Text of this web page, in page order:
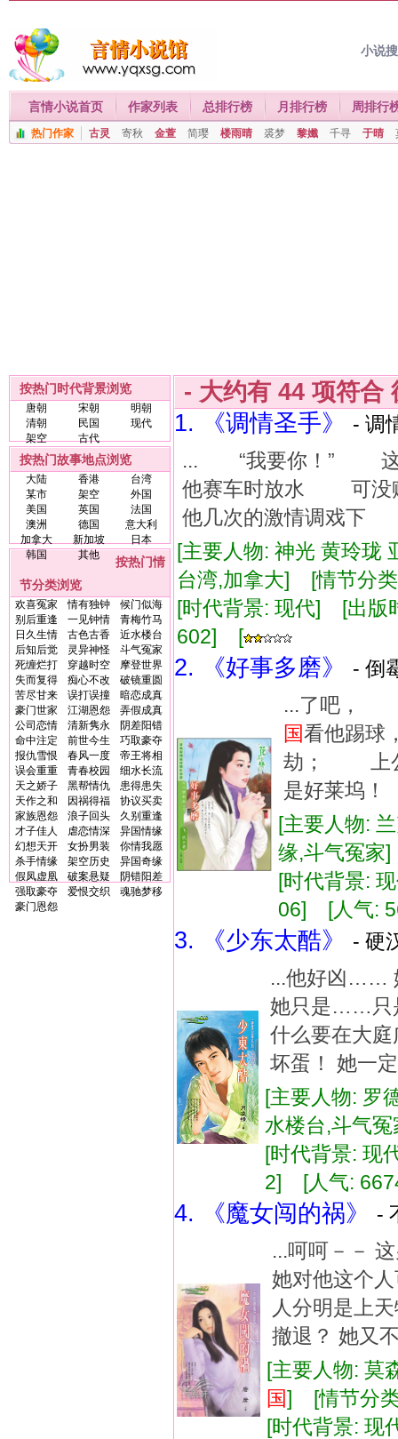
小说
言情小说首页 作家列表 总排行榜 月排行榜 周排行
热门作家 古灵 寄秋 金萱 简璎 楼雨晴 裘梦 黎孅 千寻 于晴
按热门时代背景浏览
唐朝 宋朝
明朝
清朝
民国
现代
架空
古代
按热门故事地点浏览
大陆 香港
台湾
某市
架空
外国
美国
英国
法国
澳洲
德国
意大利
加拿大
新加坡
日本
韩国
其他
按热门情
节分类浏览
欢喜冤家 情有独钟
候门似海
别后重逢
一见钟情
青梅竹马
日久生情
古色古香
近水楼台
后知后觉
灵异神怪
斗气冤家
死缠烂打
穿越时空
摩登世界
失而复得
痴心不改
破镜重圆
苦尽甘来
误打误撞
暗恋成真
豪门世家
江湖恩怨
弄假成真
公司恋情
清新隽永
阴差阳错
命中注定
前世今生
巧取豪夺
报仇雪恨
春风一度
帝王将相
误会重重
青春校园
细水长流
天之娇子
黑帮情仇
患得患失
天作之和
因祸得福
协议买卖
家族恩怨
浪子回头
久别重逢
才子佳人
虐恋情深
异国情缘
幻想天开
女扮男装
你情我愿
杀手情缘
架空历史
异国奇缘
假凤虚凰
破案悬疑
阴错阳差
强取豪夺
爱恨交织
魂驰梦移
豪门恩怨
- 大约有 44 项符合
1. 《调情圣手》
- 调
... “我要你！” 这
他赛车时放水 可没
他几次的激情调戏
[主要人物: 神光 黄玲
台湾,加拿大] [情节分
[时代背景: 现代] [出
602] [
2. 《好事多磨》
- 倒
...了吧，
国看他踢
劫； 上公
是好莱坞
[主要人物:
缘,斗气冤
[时代背景:
06] [人气:
3. 《少东太酷》
- 硬
...他好凶……
她只是……只
什么要在大
坏蛋！ 她一
[主要人物: 罗
水楼台,斗气
[时代背景:
2] [人气:
4. 《魔女闯的祸》
-
...呵呵－－
她对他这个
人分明是上
撤退？ 她又
[主要人物: 莫
国] [情节分
[时代背景: